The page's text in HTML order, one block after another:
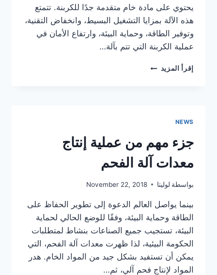
يحتوي على مادة خام متقدمة جدًا للكربنة. تتمتع
هذه الآلة بمزايا التشغيل البسيط، وانخفاض التقنية،
وتوفير الطاقة، وحماية البيئة، وارتفاع الأمان في
عملية الكربنة التي تتم بآلة…
إقرأ المزيد كيفية
NEWS
جزء مهم من عملية إنتاج
معدات آلة الفحم
بواسطة لوليتا November 22, 2018
بينما يواصل العالم الدعوة إلى تطوير الحفاظ على
الطاقة وحماية البيئة، وفقًا للوضع الحالي لحماية
البيئة، تستجيب جميع الصناعات بنشاط لمتطلبات
الحكومة البيئية، لذا ظهرت معدات آلة الفحم، التي
يمكن أن تستفيد بشكل جيد من المواد الخام. هدر
المواد لإنتاج فحم آلي، ثم…